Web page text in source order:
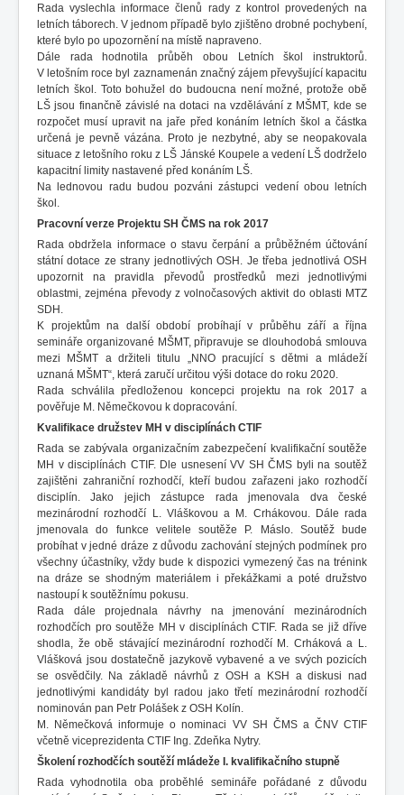
Rada vyslechla informace členů rady z kontrol provedených na
letních táborech. V jednom případě bylo zjištěno drobné pochybení,
které bylo po upozornění na místě napraveno.
Dále rada hodnotila průběh obou Letních škol instruktorů.
V letošním roce byl zaznamenán značný zájem převyšující kapacitu
letních škol. Toto bohužel do budoucna není možné, protože obě
LŠ jsou finančně závislé na dotaci na vzdělávání z MŠMT, kde se
rozpočet musí upravit na jaře před konáním letních škol a částka
určená je pevně vázána. Proto je nezbytné, aby se neopakovala
situace z letošního roku z LŠ Jánské Koupele a vedení LŠ dodrželo
kapacitní limity nastavené před konáním LŠ.
Na lednovou radu budou pozváni zástupci vedení obou letních
škol.
Pracovní verze Projektu SH ČMS na rok 2017
Rada obdržela informace o stavu čerpání a průběžném účtování
státní dotace ze strany jednotlivých OSH. Je třeba jednotlivá OSH
upozornit na pravidla převodů prostředků mezi jednotlivými
oblastmi, zejména převody z volnočasových aktivit do oblasti MTZ
SDH.
K projektům na další období probíhají v průběhu září a října
semináře organizované MŠMT, připravuje se dlouhodobá smlouva
mezi MŠMT a držiteli titulu „NNO pracující s dětmi a mládeží
uznaná MŠMT“, která zaručí určitou výši dotace do roku 2020.
Rada schválila předloženou koncepci projektu na rok 2017 a
pověřuje M. Němečkovou k dopracování.
Kvalifikace družstev MH v disciplínách CTIF
Rada se zabývala organizačním zabezpečení kvalifikační soutěže
MH v disciplínách CTIF. Dle usnesení VV SH ČMS byli na soutěž
zajištěni zahraniční rozhodčí, kteří budou zařazeni jako rozhodčí
disciplín. Jako jejich zástupce rada jmenovala dva české
mezinárodní rozhodčí L. Vláškovou a M. Crhákovou. Dále rada
jmenovala do funkce velitele soutěže P. Máslo. Soutěž bude
probíhat v jedné dráze z důvodu zachování stejných podmínek pro
všechny účastníky, vždy bude k dispozici vymezený čas na trénink
na dráze se shodným materiálem i překážkami a poté družstvo
nastoupí k soutěžnímu pokusu.
Rada dále projednala návrhy na jmenování mezinárodních
rozhodčích pro soutěže MH v disciplínách CTIF. Rada se již dříve
shodla, že obě stávající mezinárodní rozhodčí M. Crháková a L.
Vlášková jsou dostatečně jazykově vybavené a ve svých pozicích
se osvědčily. Na základě návrhů z OSH a KSH a diskusi nad
jednotlivými kandidáty byl radou jako třetí mezinárodní rozhodčí
nominován pan Petr Polášek z OSH Kolín.
M. Němečková informuje o nominaci VV SH ČMS a ČNV CTIF
včetně viceprezidenta CTIF Ing. Zdeňka Nytry.
Školení rozhodčích soutěží mládeže I. kvalifikačního stupně
Rada vyhodnotila oba proběhlé semináře pořádané z důvodu